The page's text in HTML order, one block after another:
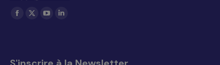
Trouvez nous sur :
La
La
La
La